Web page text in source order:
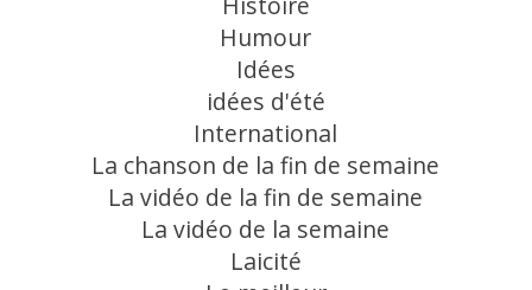
Humour
Idées
idées d'été
International
La chanson de la fin de semaine
La vidéo de la fin de semaine
La vidéo de la semaine
Laicité